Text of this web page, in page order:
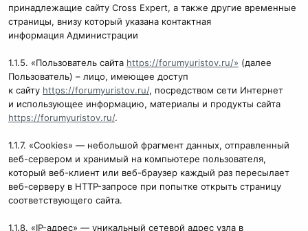
принадлежащие сайту Cross Expert, а также другие временные
страницы, внизу который указана контактная
информация Администрации
1.1.5. «Пользователь сайта https://forumyuristov.ru/» (далее
Пользователь) – лицо, имеющее доступ
к сайту https://forumyuristov.ru/, посредством сети Интернет
и использующее информацию, материалы и продукты сайта
https://forumyuristov.ru/.
1.1.7. «Cookies» — небольшой фрагмент данных, отправленный
веб-сервером и хранимый на компьютере пользователя,
который веб-клиент или веб-браузер каждый раз пересылает
веб-серверу в HTTP-запросе при попытке открыть страницу
соответствующего сайта.
1.1.8. «IP-адрес» — уникальный сетевой адрес узла в